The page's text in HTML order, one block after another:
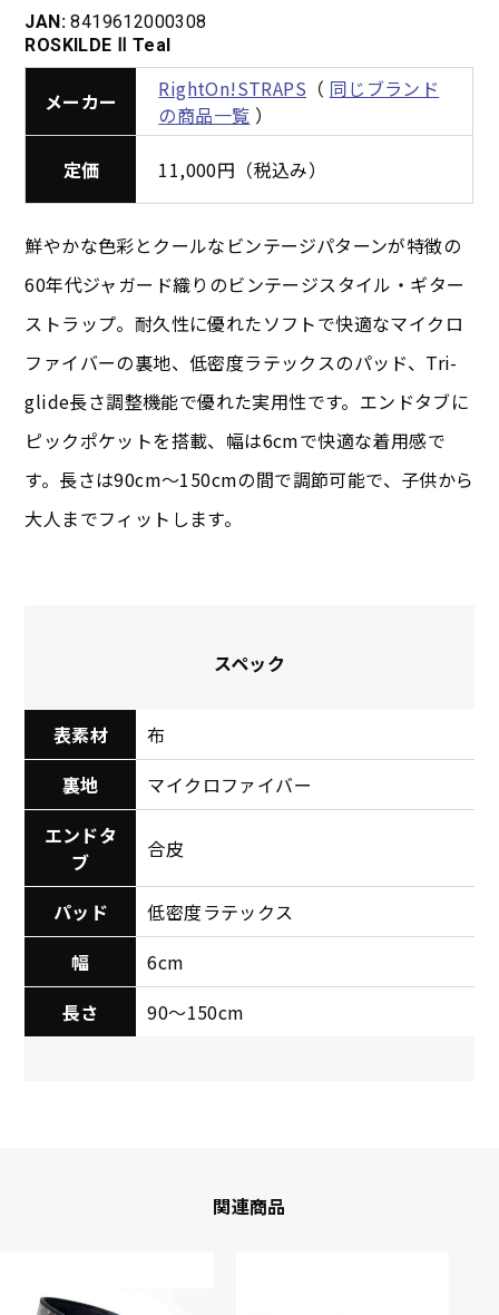
JAN: 8419612000308
ROSKILDE Ⅱ Teal
メーカー RightOn!STRAPS （ 同じブランド
の商品一覧 ）
定価 11,000円（税込み）
鮮やかな色彩とクールなビンテージパターンが特徴の
60年代ジャガード織りのビンテージスタイル・ギター
ストラップ。耐久性に優れたソフトで快適なマイクロ
ファイバーの裏地、低密度ラテックスのパッド、Tri-
glide長さ調整機能で優れた実用性です。エンドタブに
ピックポケットを搭載、幅は6cmで快適な着用感で
す。長さは90cm～150cmの間で調節可能で、子供から
大人までフィットします。
スペック
表素材
布
裏地
マイクロファイバー
エンドタ
ブ
合皮
パッド
低密度ラテックス
幅
6cm
長さ
90～150cm
関連商品